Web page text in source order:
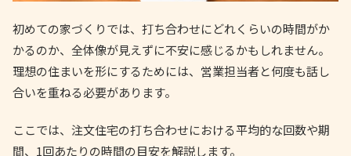
初めての家づくりでは、打ち合わせにどれくらいの時間がか
かるのか、全体像が見えずに不安に感じるかもしれません。
理想の住まいを形にするためには、営業担当者と何度も話し
合いを重ねる必要があります。
ここでは、注文住宅の打ち合わせにおける平均的な回数や期
間、1回あたりの時間の目安を解説します。